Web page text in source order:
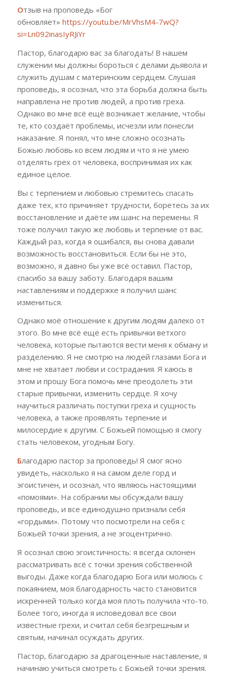
Отзыв на проповедь «Бог
обновляет» https://youtu.be/MrVhsM4-7wQ?
si=Ln092inasIyRJiYr
Пастор, благодарю вас за благодать! В нашем
служении мы должны бороться с делами дьявола и
служить душам с материнским сердцем. Слушая
проповедь, я осознал, что эта борьба должна быть
направлена не против людей, а против греха.
Однако во мне всё ещё возникает желание, чтобы
те, кто создаёт проблемы, исчезли или понесли
наказание. Я понял, что мне сложно осознать
Божью любовь ко всем людям и что я не умею
отделять грех от человека, воспринимая их как
единое целое.
Вы с терпением и любовью стремитесь спасать
даже тех, кто причиняет трудности, боретесь за их
восстановление и даёте им шанс на перемены. Я
тоже получил такую же любовь и терпение от вас.
Каждый раз, когда я ошибался, вы снова давали
возможность восстановиться. Если бы не это,
возможно, я давно бы уже всё оставил. Пастор,
спасибо за вашу заботу. Благодаря вашим
наставлениям и поддержке я получил шанс
измениться.
Однако моё отношение к другим людям далеко от
этого. Во мне всё ещё есть привычки ветхого
человека, которые пытаются вести меня к обману и
разделению. Я не смотрю на людей глазами Бога и
мне не хватает любви и сострадания. Я каюсь в
этом и прошу Бога помочь мне преодолеть эти
старые привычки, изменить сердце. Я хочу
научиться различать поступки греха и сущность
человека, а также проявлять терпение и
милосердие к другим. С Божьей помощью я смогу
стать человеком, угодным Богу.
Благодарю пастор за проповедь! Я смог ясно
увидеть, насколько я на самом деле горд и
эгоистичен, и осознал, что являюсь настоящими
«помоями». На собрании мы обсуждали вашу
проповедь, и все единодушно признали себя
«гордыми». Потому что посмотрели на себя с
Божьей точки зрения, а не эгоцентрично.
Я осознал свою эгоистичность: я всегда склонен
рассматривать всё с точки зрения собственной
выгоды. Даже когда благодарю Бога или молюсь с
покаянием, моя благодарность часто становится
искренней только когда моя плоть получила что-то.
Более того, иногда я исповедовал все свои
известные грехи, и считал себя безгрешным и
святым, начинал осуждать других.
Пастор, благодарю за драгоценные наставление, я
начинаю учиться смотреть с Божьей точки зрения.